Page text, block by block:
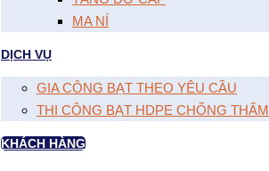
MA NÍ
DỊCH VỤ
GIA CÔNG BẠT THEO YÊU CẦU
THI CÔNG BẠT HDPE CHỐNG THẤM
KHÁCH HÀNG